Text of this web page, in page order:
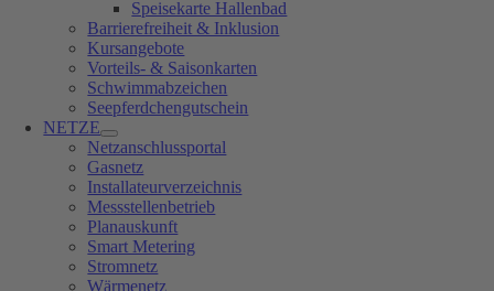
Speisekarte Hallenbad
Barrierefreiheit & Inklusion
Kursangebote
Vorteils- & Saisonkarten
Schwimmabzeichen
Seepferdchengutschein
NETZE
Netzanschlussportal
Gasnetz
Installateurverzeichnis
Messstellenbetrieb
Planauskunft
Smart Metering
Stromnetz
Wärmenetz